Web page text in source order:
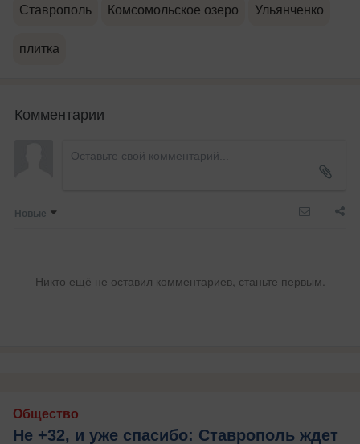
Ставрополь Комсомольское озеро Ульянченко
плитка
Комментарии
Новые
Никто ещё не оставил комментариев, станьте первым.
Общество
Не +32, и уже спасибо: Ставрополь ждет